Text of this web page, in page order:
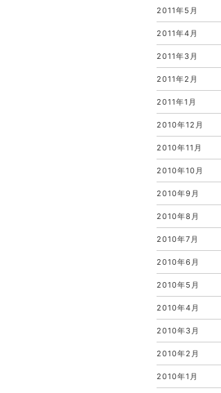
2011年5月
2011年4月
2011年3月
2011年2月
2011年1月
2010年12月
2010年11月
2010年10月
2010年9月
2010年8月
2010年7月
2010年6月
2010年5月
2010年4月
2010年3月
2010年2月
2010年1月